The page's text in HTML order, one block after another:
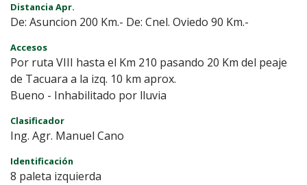
Distancia Apr.
De: Asuncion 200 Km.- De: Cnel. Oviedo 90 Km.-
Accesos
Por ruta VIII hasta el Km 210 pasando 20 Km del peaje
de Tacuara a la izq. 10 km aprox.
Bueno - Inhabilitado por lluvia
Clasificador
Ing. Agr. Manuel Cano
Identificación
8 paleta izquierda